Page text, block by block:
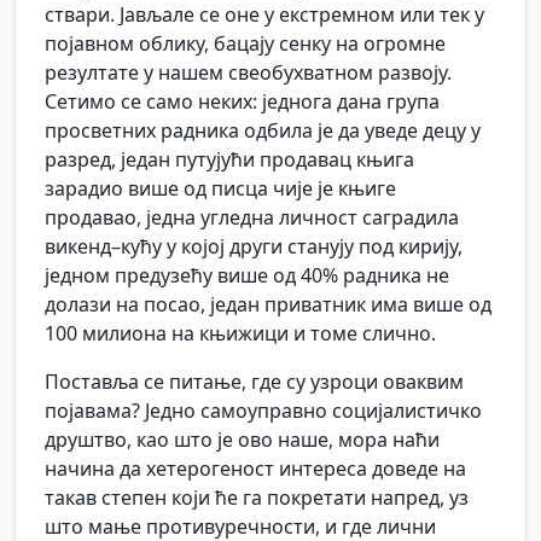
ствари. Јављале се оне у екстремном или тек у
појавном облику, бацају сенку на огромне
резултате у нашем свеобухватном развоју.
Сетимо се само неких: једнога дана група
просветних радника одбила је да уведе децу у
разред, један путујући продавац књига
зарадио више од писца чије је књиге
продавао, једна угледна личност саградила
викенд–кућу у којој други станују под кирију,
једном предузећу више од 40% радника не
долази на посао, један приватник има више од
100 милиона на књижици и томе слично.
Поставља се питање, где су узроци оваквим
појавама? Једно самоуправно социјалистичко
друштво, као што је ово наше, мора наћи
начина да хетерогеност интереса доведе на
такав степен који ће га покретати напред, уз
што мање противуречности, и где лични